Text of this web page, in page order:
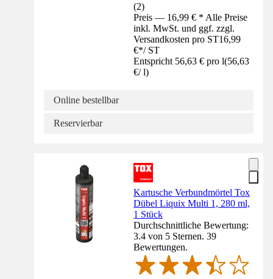
(2)
Preis — 16,99 € * Alle Preise
inkl. MwSt. und ggf. zzgl.
Versandkosten pro ST16,99
€*/ ST
Entspricht 56,63 € pro l(56,63
€/ l)
Online bestellbar
Reservierbar
Kartusche Verbundmörtel Tox
Dübel Liquix Multi 1, 280 ml,
1 Stück
Durchschnittliche Bewertung:
3.4 von 5 Sternen. 39
Bewertungen.